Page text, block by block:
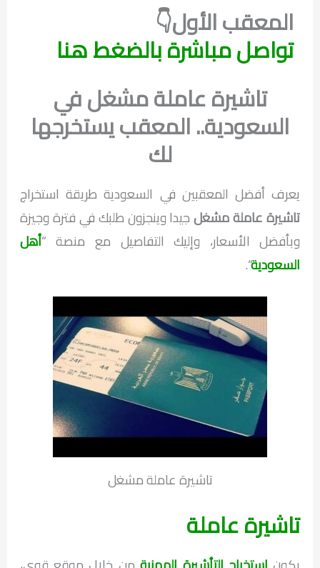
المعقب الأول👇
تواصل مباشرة بالضغط هنا
تاشيرة عاملة مشغل في
السعودية.. المعقب يستخرجها
لك
يعرف أفضل المعقبين في السعودية طريقة استخراج
تاشيرة عاملة مشغلجيدا وينجزون طلبك في فترة وجيزة
وبأفضل الأسعار، وإليك التفاصيل مع منصة “أهل
السعودية“.
تاشيرة عاملة مشغل
تاشيرة عاملة